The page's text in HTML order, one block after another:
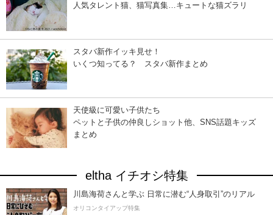
人気タレント猫、猫写真集…キュートな猫ズラリ
スタバ新作イッキ見せ！
いくつ知ってる？ スタバ新作まとめ
天使級に可愛い子供たち
ペットと子供の仲良しショット他、SNS話題キッズ
まとめ
eltha イチオシ特集
川島海荷さんと学ぶ 日常に潜む“人身取引”のリアル
オリコンタイアップ特集